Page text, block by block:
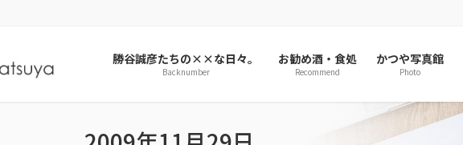
勝谷誠彦たちの××な日々。
Backnumber
お勧め酒・食処
Recommend
かつや写真館
Photo